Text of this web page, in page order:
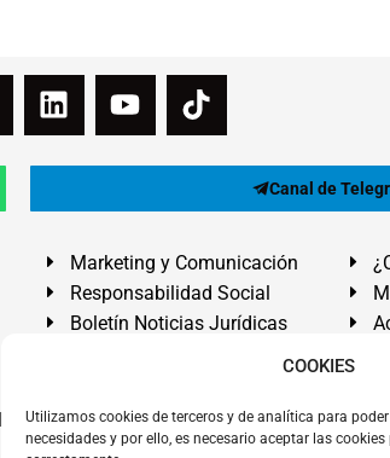
COOKIES
Utilizamos cookies de terceros y de analítica para
necesidades y por ello, es necesario aceptar las
Canal de
Marketing y Comunicación
Responsabilidad Social
Boletín Noticias Jurídicas
Médano, Granadilla de Abona, Santa Cruz